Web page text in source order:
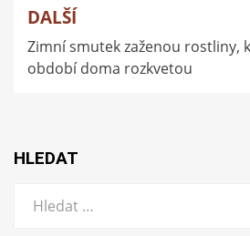
DALŠÍ
Zimní smutek zaženou rostliny,
období doma rozkvetou
HLEDAT